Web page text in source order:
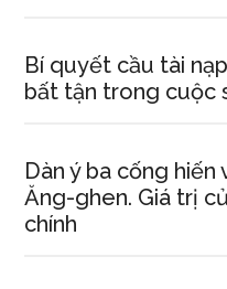
Bí quyết cầu tài
bất tận trong cuộc
Dàn ý ba cống hiến
Ăng-ghen. Giá trị
chính